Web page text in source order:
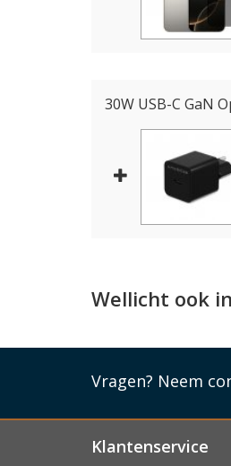
Perfecte pasvorm
Deze originele
met draadloos
30W USB-C GaN
Wellicht ook
Vragen? Neem
Klantenservice